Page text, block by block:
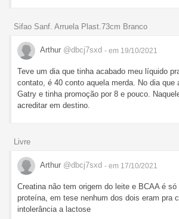
Sifao Sanf. Arruela Plast.73cm Branco
Arthur @dbcj7sxd - em 19/10/2021
Teve um dia que tinha acabado meu líquido
contato, é 40 conto aquela merda. No dia que
Gatry e tinha promoção por 8 e pouco.
acreditar em destino.
Livre
Arthur @dbcj7sxd - em 17/10/2021
Creatina não tem origem do leite e BCAA é só
proteína, em tese nenhum dos dois eram pra
intolerância a lactose